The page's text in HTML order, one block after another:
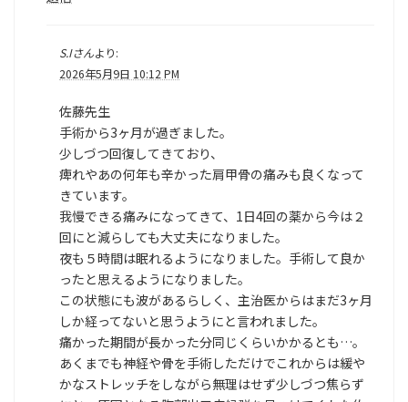
S.Iさんより:
2026年5月9日 10:12 PM
佐藤先生
手術から3ヶ月が過ぎました。
少しづつ回復してきており、
痺れやあの何年も辛かった肩甲骨の痛みも良くなって
きています。
我慢できる痛みになってきて、1日4回の薬から今は２
回にと減らしても大丈夫になりました。
夜も５時間は眠れるようになりました。手術して良か
ったと思えるようになりました。
この状態にも波があるらしく、主治医からはまだ3ヶ月
しか経ってないと思うようにと言われました。
痛かった期間が長かった分同じくらいかかるとも…。
あくまでも神経や骨を手術しただけでこれからは緩や
かなストレッチをしながら無理はせず少しづつ焦らず